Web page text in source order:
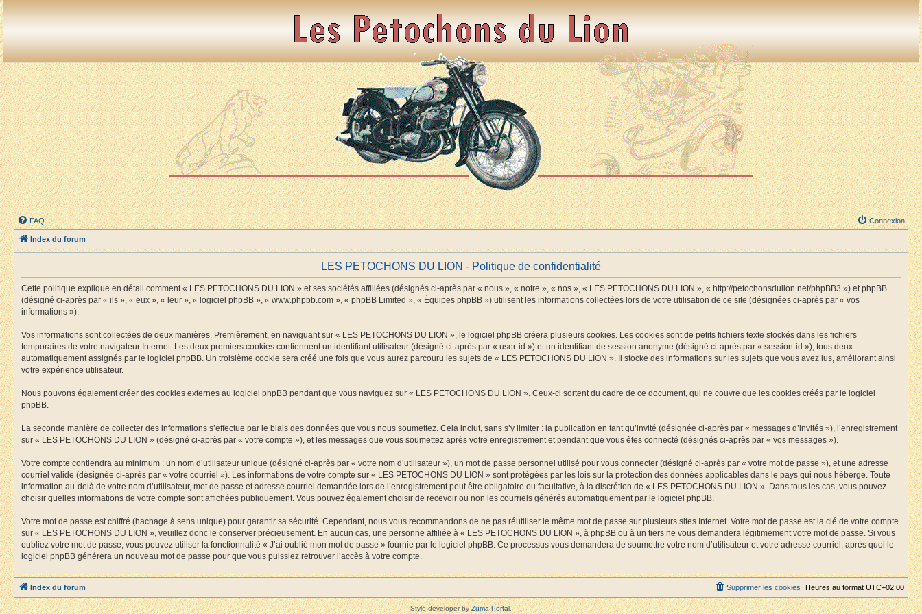
FAQ Connexion
Index du forum
LES PETOCHONS DU LION - Politique de confidentialité
Cette politique explique en détail comment « LES PETOCHONS DU LION » et ses sociétés affiliées (désignés ci-après par « nous », « notre », « nos », « LES PETOCHONS DU LION », « http://petochonsdulion.net/phpBB3 ») et phpBB
(désigné ci-après par « ils », « eux », « leur », « logiciel phpBB », « www.phpbb.com », « phpBB Limited », « Équipes phpBB ») utilisent les informations collectées lors de votre utilisation de ce site (désignées ci-après par « vos
informations »).
Vos informations sont collectées de deux manières. Premièrement, en naviguant sur « LES PETOCHONS DU LION », le logiciel phpBB créera plusieurs cookies. Les cookies sont de petits fichiers texte stockés dans les fichiers
temporaires de votre navigateur Internet. Les deux premiers cookies contiennent un identifiant utilisateur (désigné ci-après par « user-id ») et un identifiant de session anonyme (désigné ci-après par « session-id »), tous deux
automatiquement assignés par le logiciel phpBB. Un troisième cookie sera créé une fois que vous aurez parcouru les sujets de « LES PETOCHONS DU LION ». Il stocke des informations sur les sujets que vous avez lus, améliorant ainsi
votre expérience utilisateur.
Nous pouvons également créer des cookies externes au logiciel phpBB pendant que vous naviguez sur « LES PETOCHONS DU LION ». Ceux-ci sortent du cadre de ce document, qui ne couvre que les cookies créés par le logiciel
phpBB.
La seconde manière de collecter des informations s’effectue par le biais des données que vous nous soumettez. Cela inclut, sans s’y limiter : la publication en tant qu’invité (désignée ci-après par « messages d’invités »), l’enregistrement
sur « LES PETOCHONS DU LION » (désigné ci-après par « votre compte »), et les messages que vous soumettez après votre enregistrement et pendant que vous êtes connecté (désignés ci-après par « vos messages »).
Votre compte contiendra au minimum : un nom d’utilisateur unique (désigné ci-après par « votre nom d’utilisateur »), un mot de passe personnel utilisé pour vous connecter (désigné ci-après par « votre mot de passe »), et une adresse
courriel valide (désignée ci-après par « votre courriel »). Les informations de votre compte sur « LES PETOCHONS DU LION » sont protégées par les lois sur la protection des données applicables dans le pays qui nous héberge. Toute
information au-delà de votre nom d’utilisateur, mot de passe et adresse courriel demandée lors de l’enregistrement peut être obligatoire ou facultative, à la discrétion de « LES PETOCHONS DU LION ». Dans tous les cas, vous pouvez
choisir quelles informations de votre compte sont affichées publiquement. Vous pouvez également choisir de recevoir ou non les courriels générés automatiquement par le logiciel phpBB.
Votre mot de passe est chiffré (hachage à sens unique) pour garantir sa sécurité. Cependant, nous vous recommandons de ne pas réutiliser le même mot de passe sur plusieurs sites Internet. Votre mot de passe est la clé de votre compte
sur « LES PETOCHONS DU LION », veuillez donc le conserver précieusement. En aucun cas, une personne affiliée à « LES PETOCHONS DU LION », à phpBB ou à un tiers ne vous demandera légitimement votre mot de passe. Si vous
oubliez votre mot de passe, vous pouvez utiliser la fonctionnalité « J’ai oublié mon mot de passe » fournie par le logiciel phpBB. Ce processus vous demandera de soumettre votre nom d’utilisateur et votre adresse courriel, après quoi le
logiciel phpBB générera un nouveau mot de passe pour que vous puissiez retrouver l’accès à votre compte.
Index du forum Heures au format UTC+02:00
Supprimer les cookies
Style developer byZuma Portal,